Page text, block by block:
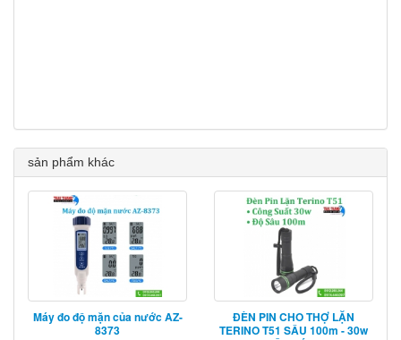
sản phẩm khác
Máy đo độ mặn của nước AZ-
8373
ĐÈN PIN CHO THỢ LẶN
TERINO T51 SÂU 100m - 30w